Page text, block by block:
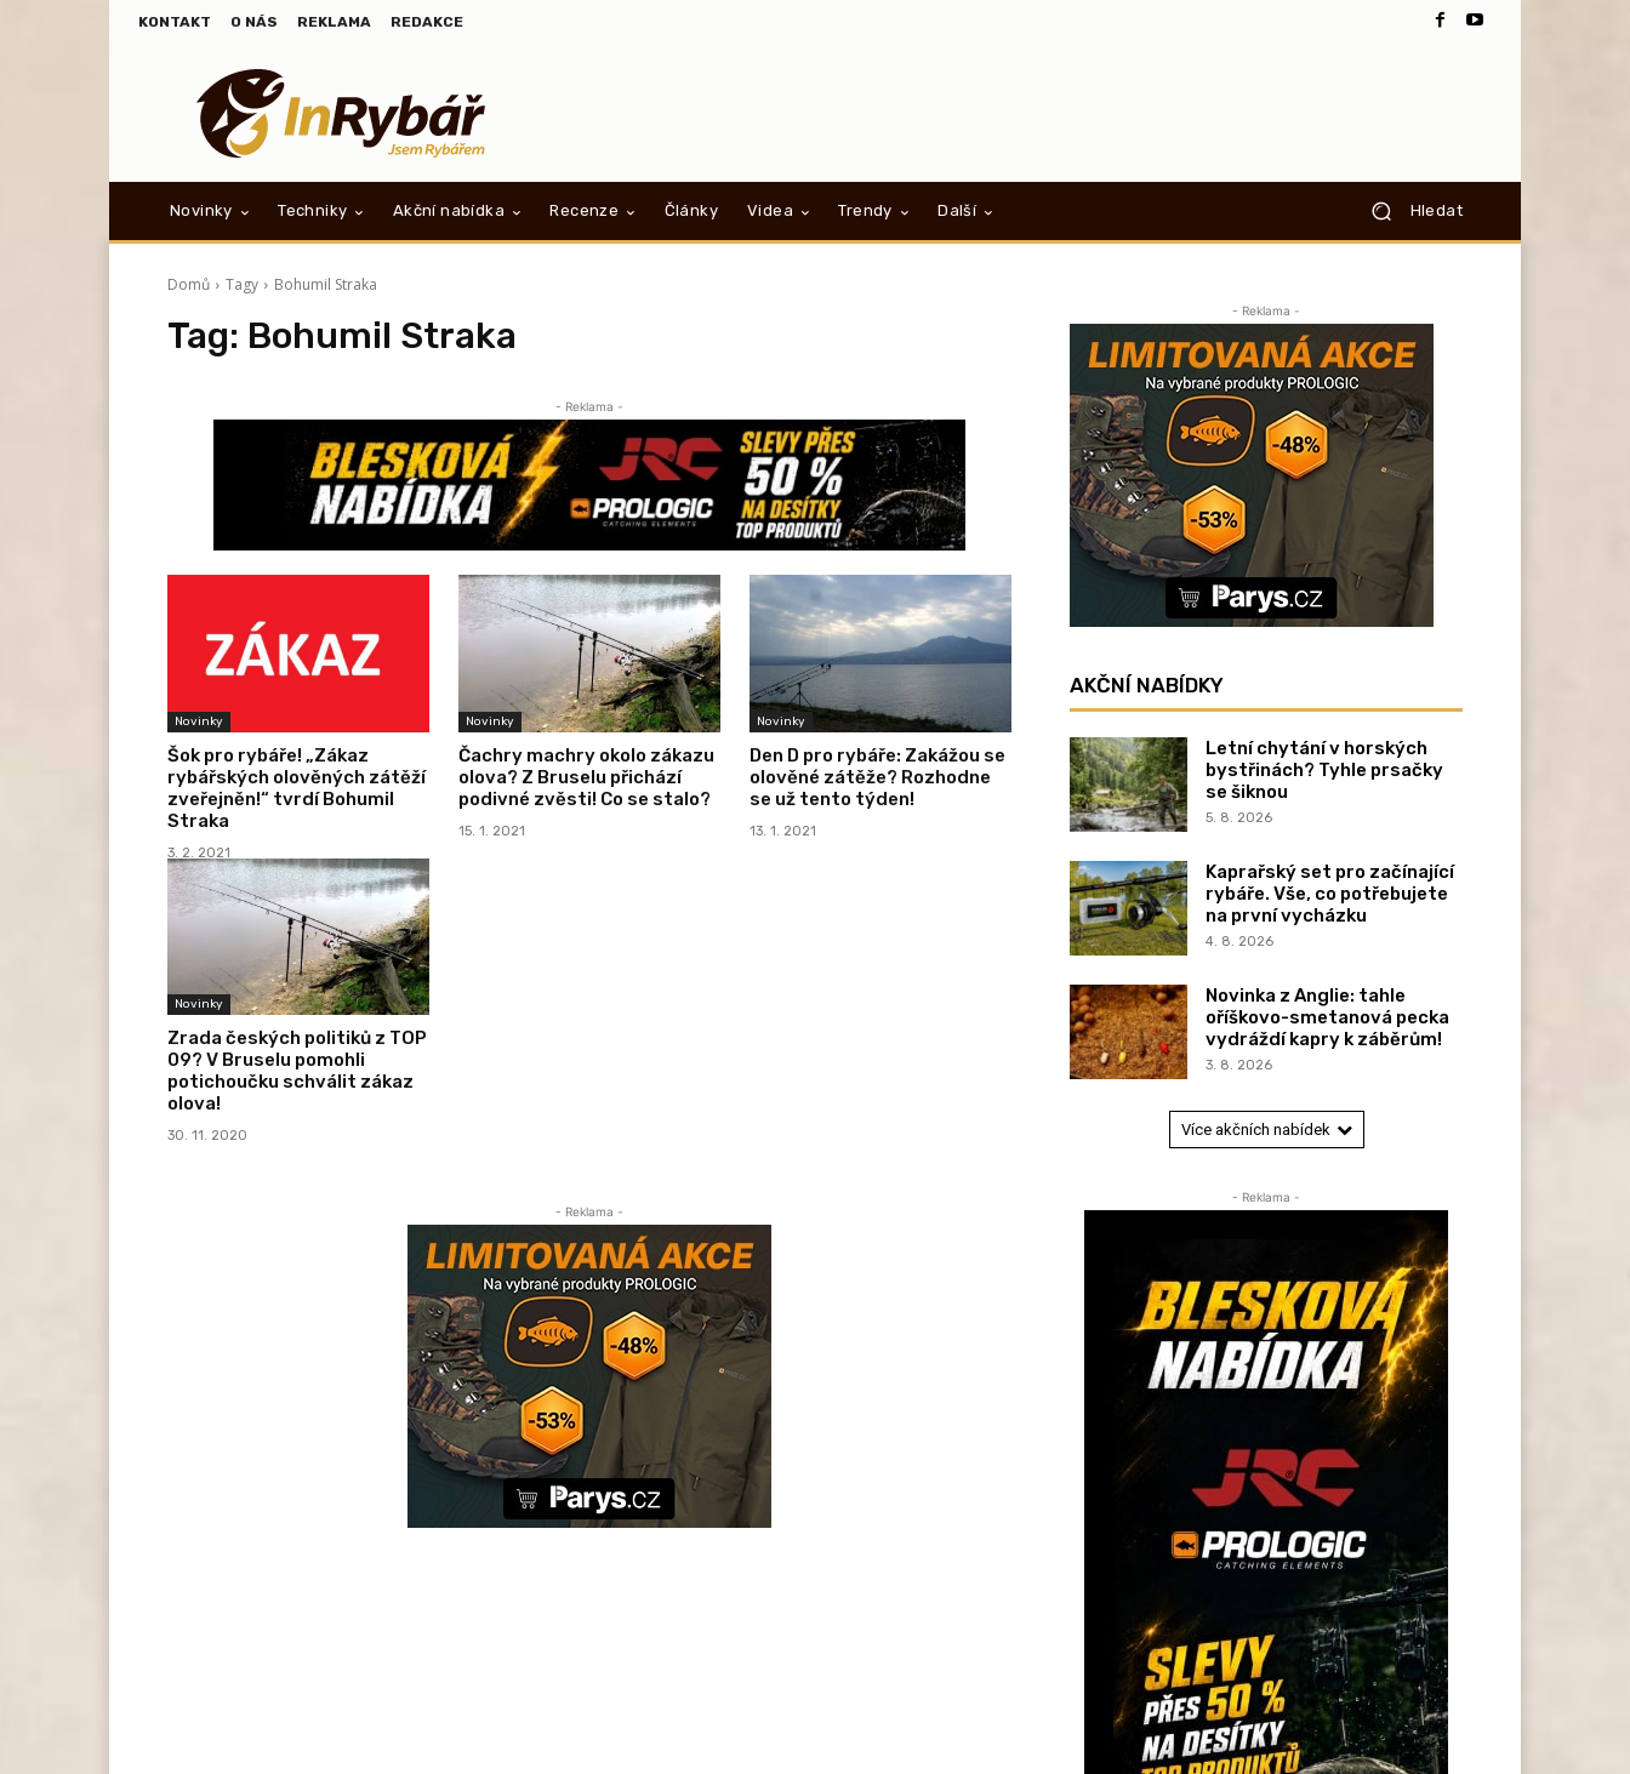
KONTAKT O NÁS REKLAMA REDAKCE
Novinky Techniky Akční nabídka Recenze Články Videa Trendy Další Hledat
Domů Tagy Bohumil Straka
Tag: Bohumil Straka
- Reklama -
Novinky
Šok pro rybáře! „Zákaz
rybářských olověných zátěží
zveřejněn!“ tvrdí Bohumil
Straka
3. 2. 2021
Novinky
Čachry machry okolo zákazu
olova? Z Bruselu přichází
podivné zvěsti! Co se stalo?
15. 1. 2021
Novinky
Den D pro rybáře: Zakážou se
olověné zátěže? Rozhodne
se už tento týden!
13. 1. 2021
Novinky
Zrada českých politiků z TOP
09? V Bruselu pomohli
potichoučku schválit zákaz
olova!
30. 11. 2020
- Reklama -
- Reklama -
AKČNÍ NABÍDKY
Letní chytání v horských
bystřinách? Tyhle prsačky
se šiknou
5. 8. 2026
Kaprařský set pro začínající
rybáře. Vše, co potřebujete
na první vycházku
4. 8. 2026
Novinka z Anglie: tahle
oříškovo-smetanová pecka
vydráždí kapry k záběrům!
3. 8. 2026
Více akčních nabídek
- Reklama -